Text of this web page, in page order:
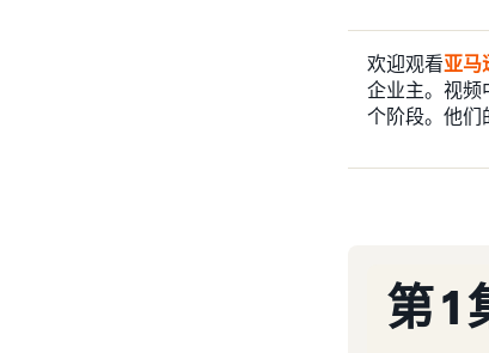
欢迎观看亚马
企业主。视频
个阶段。他们
第 1